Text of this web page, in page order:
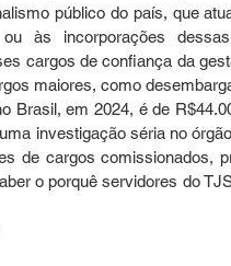
público do país, que
às incorporações
cargos de confiança da
maiores, como
Brasil, em 2024, é de
investigação séria no
de cargos comissionados,
o porquê servidores do